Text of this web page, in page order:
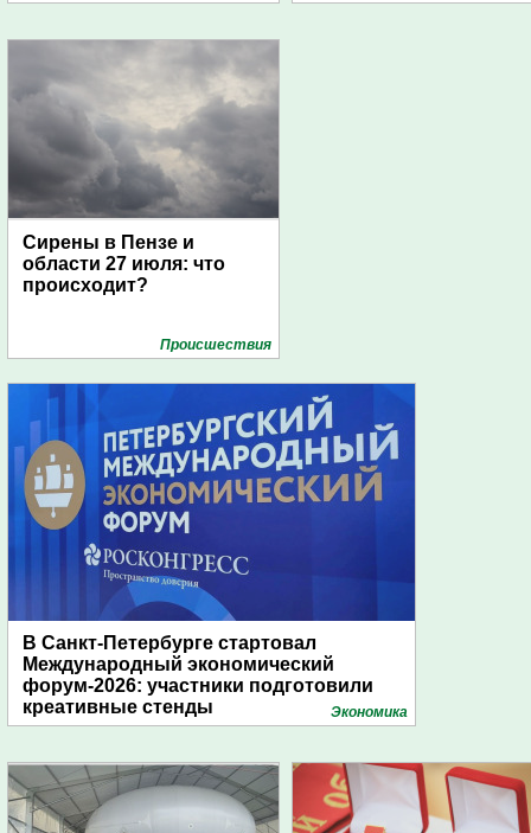
Сирены в Пензе и
области 27 июля: что
происходит?
Проиcшествия
В Санкт-Петербурге стартовал
Международный экономический
форум-2026: участники подготовили
креативные стенды
Экономика